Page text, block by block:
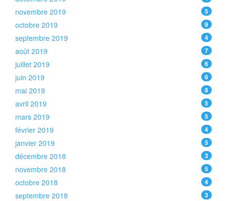
novembre 2019 5
octobre 2019 9
septembre 2019 4
août 2019 7
juillet 2019 6
juin 2019 6
mai 2019 8
avril 2019 5
mars 2019 5
février 2019 4
janvier 2019 5
décembre 2018 3
novembre 2018 5
octobre 2018 4
septembre 2018 3